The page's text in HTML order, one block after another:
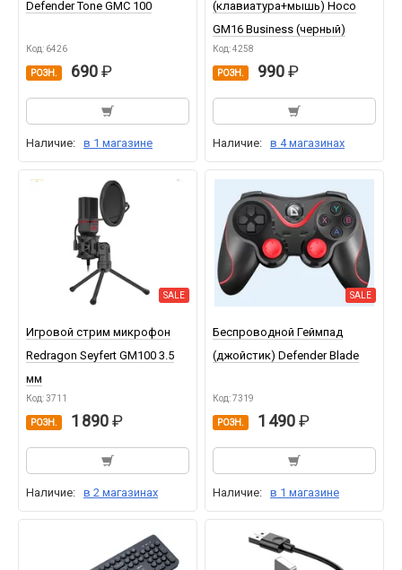
Defender Tone GMC 100
Код: 6426
РОЗН. 690
Наличие: в 1 магазине
(клавиатура+мышь) Hoco
GM16 Business (черный)
Код: 4258
РОЗН. 990
Наличие: в 4 магазинах
SALE
Игровой стрим микрофон
Redragon Seyfert GM100 3.5
мм
Код: 3711
РОЗН. 1 890
Наличие: в 2 магазинах
SALE
Беспроводной Геймпад
(джойстик) Defender Blade
Код: 7319
РОЗН. 1 490
Наличие: в 1 магазине